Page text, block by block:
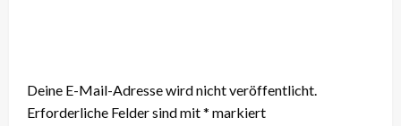
Deine E-Mail-Adresse wird nicht veröffentlicht.
Erforderliche Felder sind mit* markiert